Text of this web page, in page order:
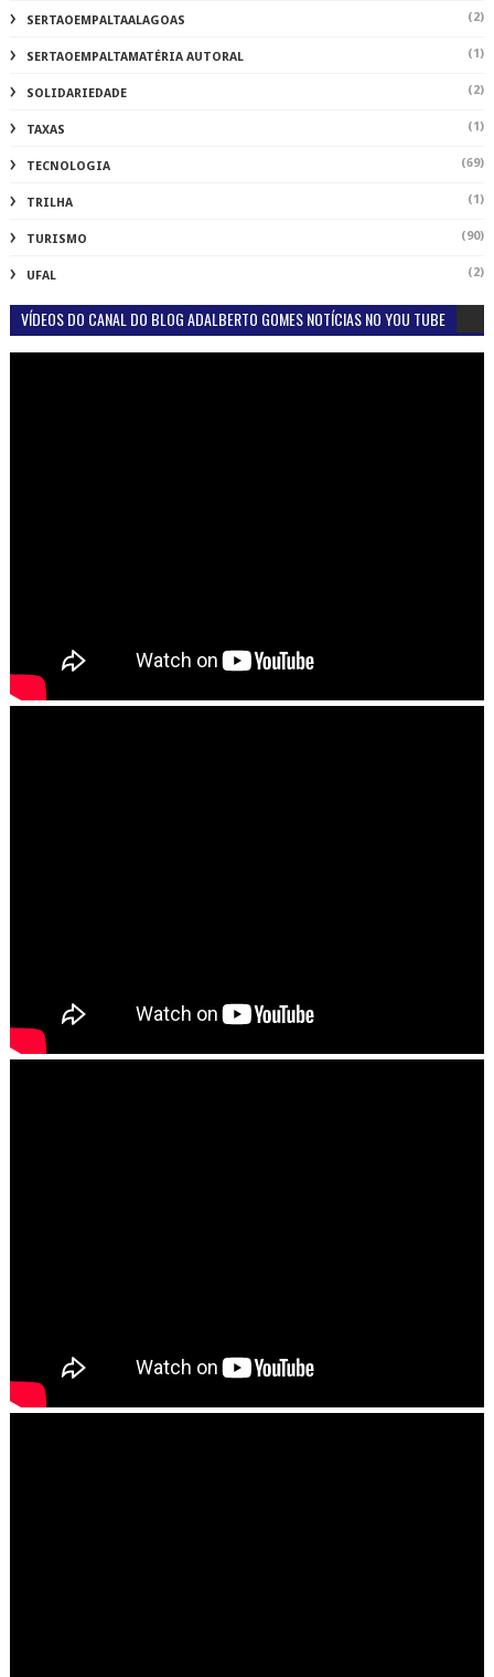
SERTAOEMPALTAALAGOAS (2)
SERTAOEMPALTAMATÉRIA AUTORAL (1)
SOLIDARIEDADE (2)
TAXAS (1)
TECNOLOGIA (69)
TRILHA (1)
TURISMO (90)
UFAL (2)
VÍDEOS DO CANAL DO BLOG ADALBERTO GOMES NOTÍCIAS NO YOU TUBE